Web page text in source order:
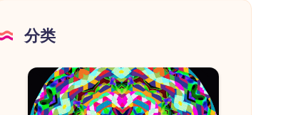
意
事
项
分类